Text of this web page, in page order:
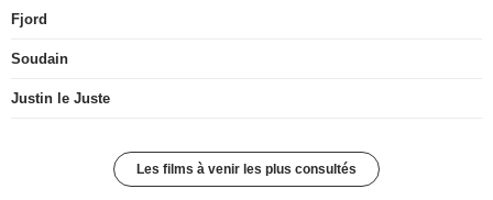
Fjord
Soudain
Justin le Juste
Les films à venir les plus consultés